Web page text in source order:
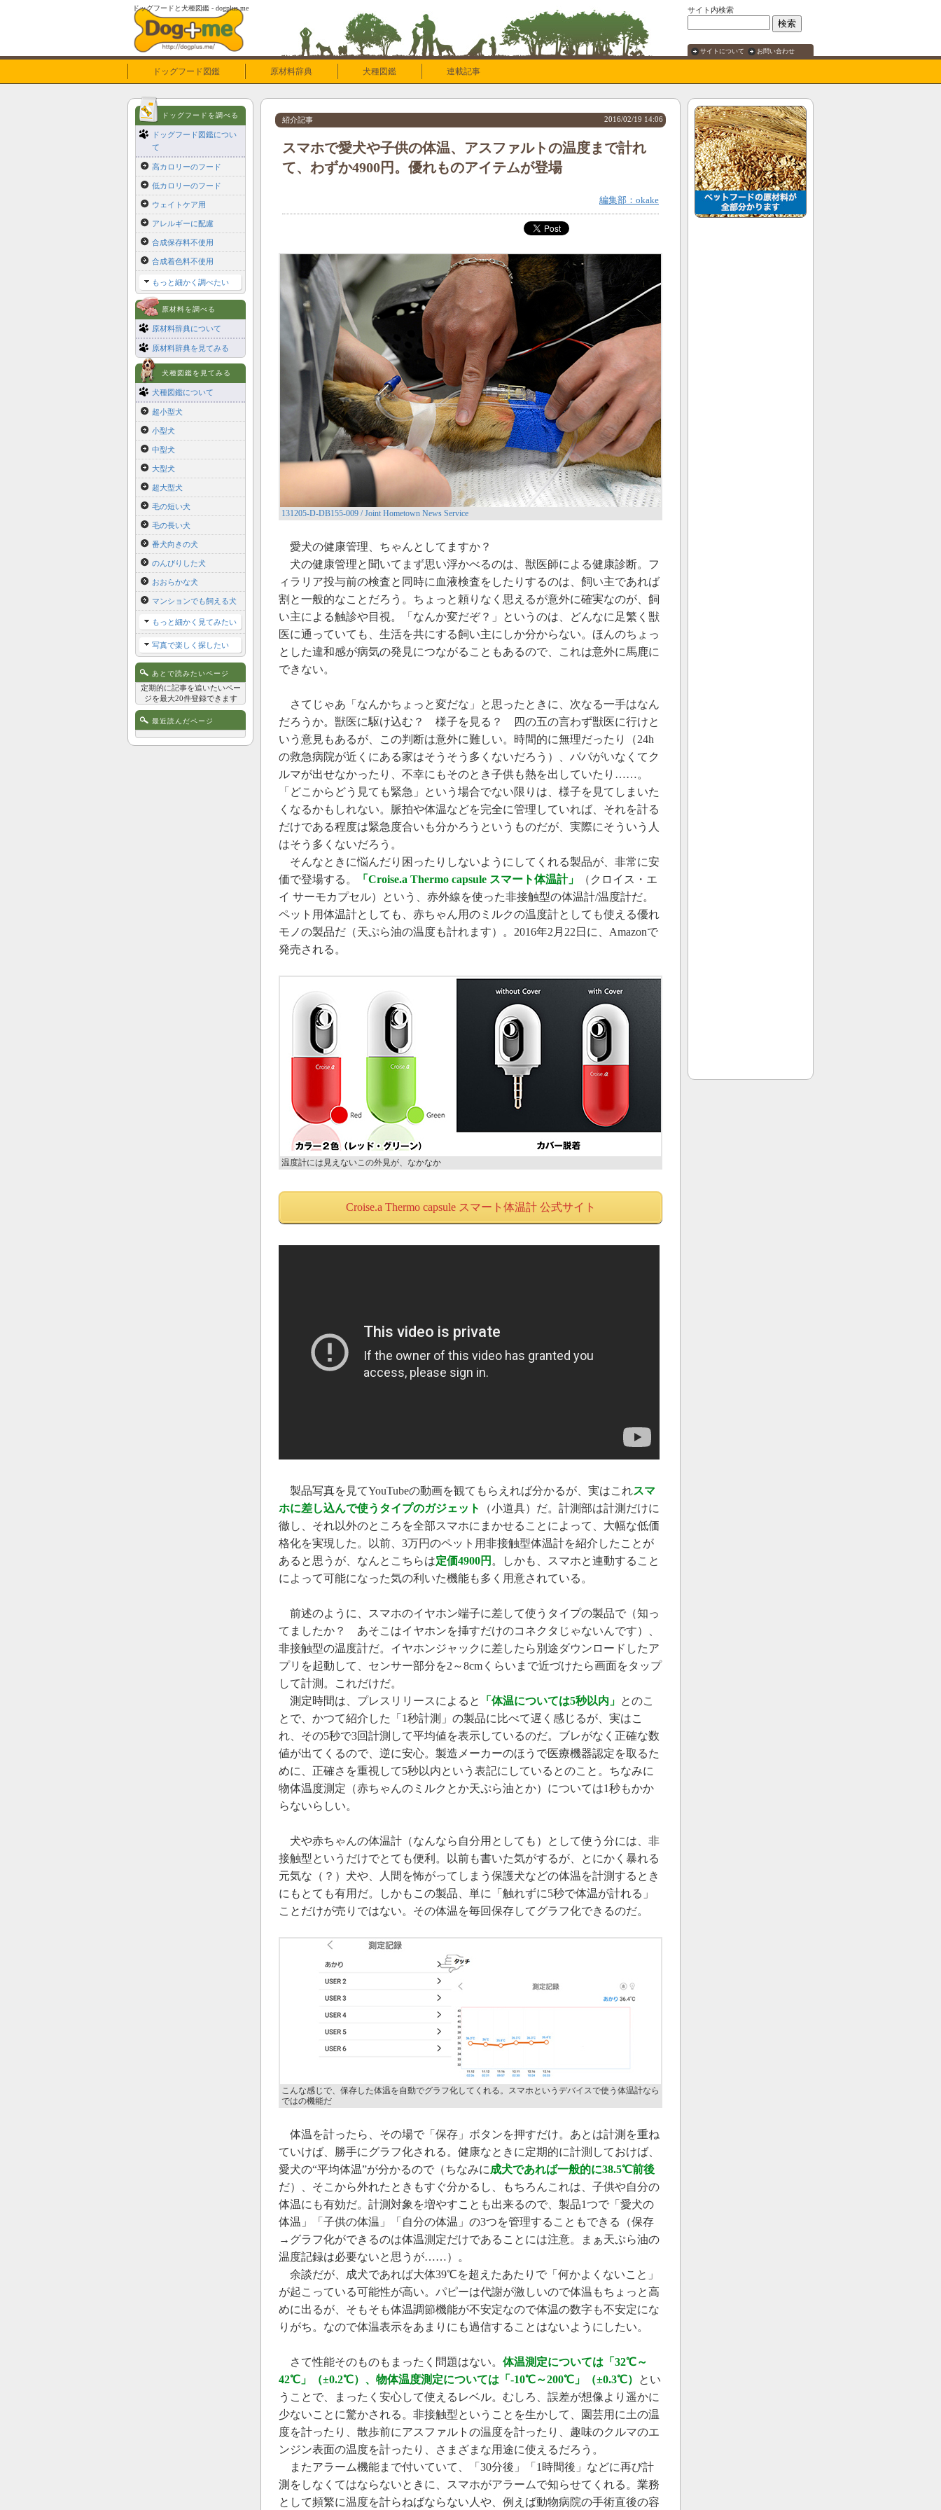
ドッグフードと犬種図鑑 - dogplus.me
サイトについて お問い合わせ
サイト内検索
ドッグフード図鑑 原材料辞典 犬種図鑑 連載記事
紹介記事 2016/02/19 14:06
スマホで愛犬や子供の体温、アスファルトの温度まで計れ
て、わずか4900円。優れものアイテムが登場
編集部：okake
131205-D-DB155-009 / Joint Hometown News Service
愛犬の健康管理、ちゃんとしてますか？
犬の健康管理と聞いてまず思い浮かべるのは、獣医師による健康診断。フ
ィラリア投与前の検査と同時に血液検査をしたりするのは、飼い主であれば
割と一般的なことだろう。ちょっと頼りなく思えるが意外に確実なのが、飼
い主による触診や目視。「なんか変だぞ？」というのは、どんなに足繁く獣
医に通っていても、生活を共にする飼い主にしか分からない。ほんのちょっ
とした違和感が病気の発見につながることもあるので、これは意外に馬鹿に
できない。
さてじゃあ「なんかちょっと変だな」と思ったときに、次なる一手はなん
だろうか。獣医に駆け込む？ 様子を見る？ 四の五の言わず獣医に行けと
いう意見もあるが、この判断は意外に難しい。時間的に無理だったり（24h
の救急病院が近くにある家はそうそう多くないだろう）、パパがいなくてク
ルマが出せなかったり、不幸にもそのとき子供も熱を出していたり……。
「どこからどう見ても緊急」という場合でない限りは、様子を見てしまいた
くなるかもしれない。脈拍や体温などを完全に管理していれば、それを計る
だけである程度は緊急度合いも分かろうというものだが、実際にそういう人
はそう多くないだろう。
そんなときに悩んだり困ったりしないようにしてくれる製品が、非常に安
価で登場する。
「Croise.a Thermo capsule スマート体温計」
（クロイス・エ
イ サーモカプセル）という、赤外線を使った非接触型の体温計/温度計だ。
ペット用体温計としても、赤ちゃん用のミルクの温度計としても使える優れ
モノの製品だ（天ぷら油の温度も計れます）。2016年2月22日に、Amazonで
発売される。
温度計には見えないこの外見が、なかなか
Croise.a Thermo capsule スマート体温計 公式サイト
製品写真を見てYouTubeの動画を観てもらえれば分かるが、実はこれスマ
ホに差し込んで使うタイプのガジェット
（小道具）だ。計測部は計測だけに
徹し、それ以外のところを全部スマホにまかせることによって、大幅な低価
格化を実現した。以前、3万円のペット用非接触型体温計を紹介したことが
あると思うが、なんとこちらは定価4900円 。しかも、スマホと連動すること
によって可能になった気の利いた機能も多く用意されている。
前述のように、スマホのイヤホン端子に差して使うタイプの製品で（知っ
てましたか？ あそこはイヤホンを挿すだけのコネクタじゃないんです）、
非接触型の温度計だ。イヤホンジャックに差したら別途ダウンロードしたア
プリを起動して、センサー部分を2～8cmくらいまで近づけたら画面をタップ
して計測。これだけだ。
測定時間は、プレスリリースによると
「体温については5秒以内」 とのこ
とで、かつて紹介した「1秒計測」の製品に比べて遅く感じるが、実はこ
れ、その5秒で3回計測して平均値を表示しているのだ。ブレがなく正確な数
値が出てくるので、逆に安心。製造メーカーのほうで医療機器認定を取るた
めに、正確さを重視して5秒以内という表記にしているとのこと。ちなみに
物体温度測定（赤ちゃんのミルクとか天ぷら油とか）については1秒もかか
らないらしい。
犬や赤ちゃんの体温計（なんなら自分用としても）として使う分には、非
接触型というだけでとても便利。以前も書いた気がするが、とにかく暴れる
元気な（？）犬や、人間を怖がってしまう保護犬などの体温を計測するとき
にもとても有用だ。しかもこの製品、単に「触れずに5秒で体温が計れる」
ことだけが売りではない。その体温を毎回保存してグラフ化できるのだ。
こんな感じで、保存した体温を自動でグラフ化してくれる。スマホというデバイスで使う体温計なら
ではの機能だ
体温を計ったら、その場で「保存」ボタンを押すだけ。あとは計測を重ね
ていけば、勝手にグラフ化される。健康なときに定期的に計測しておけば、
愛犬の“平均体温”が分かるので（ちなみに成犬であれば一般的に38.5℃前後
だ）、そこから外れたときもすぐ分かるし、もちろんこれは、子供や自分の
体温にも有効だ。計測対象を増やすことも出来るので、製品1つで「愛犬の
体温」「子供の体温」「自分の体温」の3つを管理することもできる（保存
→グラフ化ができるのは体温測定だけであることには注意。まぁ天ぷら油の
温度記録は必要ないと思うが……）。
余談だが、成犬であれば大体39℃を超えたあたりで「何かよくないこと」
が起こっている可能性が高い。パピーは代謝が激しいので体温もちょっと高
めに出るが、そもそも体温調節機能が不安定なので体温の数字も不安定にな
りがち。なので体温表示をあまりにも過信することはないようにしたい。
さて性能そのものもまったく問題はない。 体温測定については「32℃～
42℃」（±0.2℃）、物体温度測定については「-10℃～200℃」（±0.3℃）
とい
うことで、まったく安心して使えるレベル。むしろ、誤差が想像より遥かに
少ないことに驚かされる。非接触型ということを生かして、園芸用に土の温
度を計ったり、散歩前にアスファルトの温度を計ったり、趣味のクルマのエ
ンジン表面の温度を計ったり、さまざまな用途に使えるだろう。
またアラーム機能まで付いていて、「30分後」「1時間後」などに再び計
測をしなくてはならないときに、スマホがアラームで知らせてくれる。業務
として頻繁に温度を計らねばならない人や、例えば動物病院の手術直後の容
ドッグフードを調べる
ドッグフード図鑑につい
て
高カロリーのフード
低カロリーのフード
ウェイトケア用
アレルギーに配慮
合成保存料不使用
合成着色料不使用
もっと細かく調べたい
原材料を調べる
原材料辞典について
原材料辞典を見てみる
犬種図鑑を見てみる
犬種図鑑について
超小型犬
小型犬
中型犬
大型犬
超大型犬
毛の短い犬
毛の長い犬
番犬向きの犬
のんびりした犬
おおらかな犬
マンションでも飼える犬
もっと細かく見てみたい
写真で楽しく探したい
あとで読みたいページ
定期的に記事を追いたいペー
ジを最大20件登録できます
最近読んだページ